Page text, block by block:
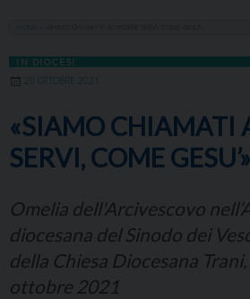
IN DIOCESI
20 OTTOBRE 2021
«SIAMO CHIAMATI
SERVI, COME GESU’»
Omelia dell'Arcivescovo
diocesana del Sinodo dei
della Chiesa Diocesana
ottobre 2021